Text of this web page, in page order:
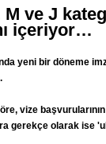
M ve J
içeriyor…
yeni bir döneme
vize
gerekçe olarak ise